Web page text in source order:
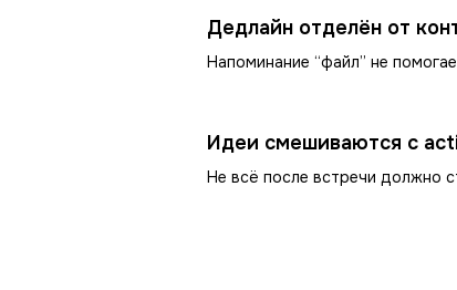
Дедлайн отделён от
Напоминание “файл” не
Идеи смешиваются с
Не всё после встречи должно